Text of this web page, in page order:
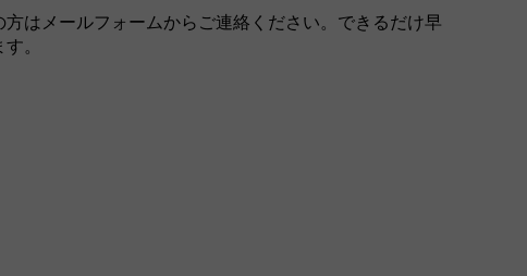
はメールフォームからご連絡ください。できるだけ早
。